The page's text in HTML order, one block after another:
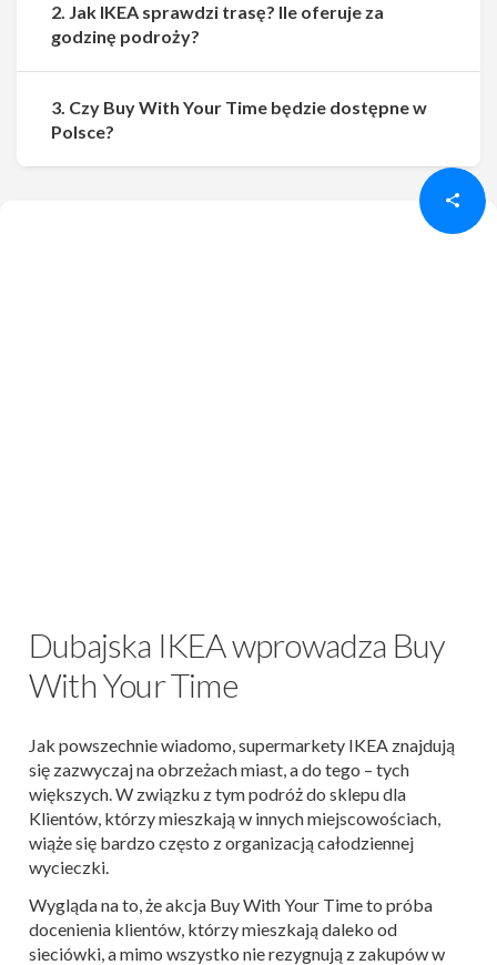
Dubajska IKEA wprowadza Buy
With Your Time
Jak powszechnie wiadomo, supermarkety IKEA znajdują
się zazwyczaj na obrzeżach miast, a do tego – tych
większych. W związku z tym podróż do sklepu dla
Klientów, którzy mieszkają w innych miejscowościach,
wiąże się bardzo często z organizacją całodziennej
wycieczki.
Wygląda na to, że akcja Buy With Your Time to próba
docenienia klientów, którzy mieszkają daleko od
sieciówki, a mimo wszystko nie rezygnują z zakupów w
2. Jak IKEA sprawdzi trasę? Ile oferuje za
godzinę podroży?
3. Czy Buy With Your Time będzie dostępne w
Polsce?